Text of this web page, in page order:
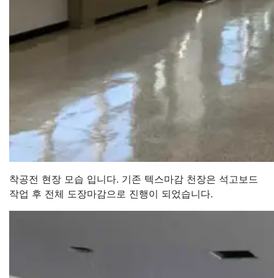
착공전 현장 모습 입니다. 기존 텍스마감 천장은 석고보드
작업 후 전체 도장마감으로 진행이 되었습니다.